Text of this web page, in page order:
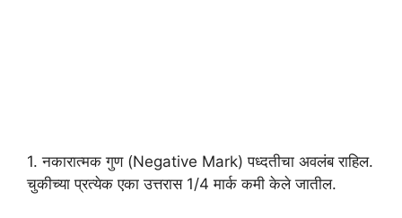
1. नकारात्मक गुण (Negative Mark) पध्दतीचा अवलंब राहिल.
चुकीच्या प्रत्येक एका उत्तरास 1/4 मार्क कमी केले जातील.